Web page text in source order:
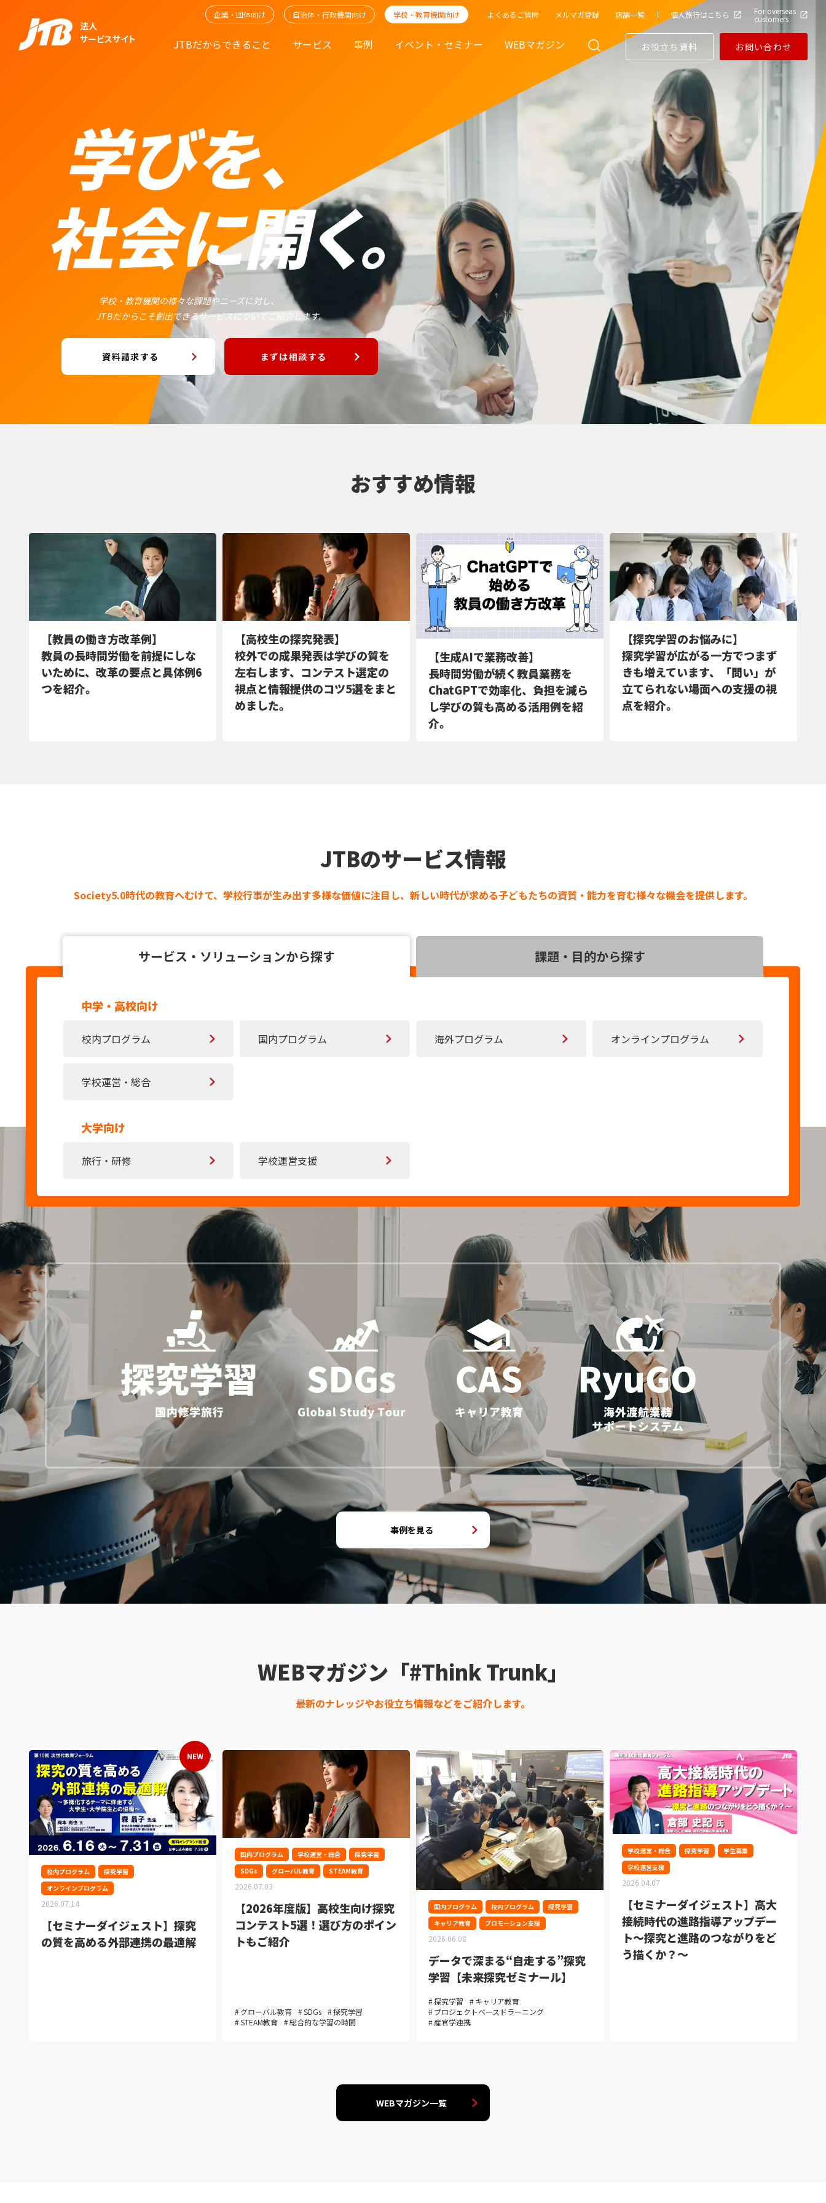
法人
サービスサイト
企業・団体向け 自治体・行政機関向け 学校・教育機関向け よくあるご質問 メルマガ登録 店舗一覧 個人旅行はこちら For overseas
customers
JTBだからできること サービス 事例 イベント・セミナー WEBマガジン お役立ち資料 お問い合わせ
学びを、
社会に開く。
学校・教育機関の様々な課題やニーズに対し、
JTBだからこそ創出できるサービスについてご紹介します。
資料請求する まずは相談する
おすすめ情報
【教員の働き方改革例】
教員の長時間労働を前提にしな
いために、改革の要点と具体例6
つを紹介。
【高校生の探究発表】
校外での成果発表は学びの質を
左右します、コンテスト選定の
視点と情報提供のコツ5選をまと
めました。
【生成AIで業務改善】
長時間労働が続く教員業務を
ChatGPTで効率化、負担を減ら
し学びの質も高める活用例を紹
介。
【探究学習のお悩みに】
探究学習が広がる一方でつまず
きも増えています、「問い」が
立てられない場面への支援の視
点を紹介。
JTBのサービス情報
Society5.0時代の教育へむけて、 学校行事が生み出す多様な価値に注目し、 新しい時代が求める子どもたちの資質・能力を育む様々な機会を提供します。
サービス・ ソリューションから探す 課題・目的から探す
中学・高校向け
校内プログラム 国内プログラム 海外プログラム オンラインプログラム
学校運営・総合
大学向け
旅行・研修 学校運営支援
事例を見る
WEBマガジン「#Think Trunk」
最新のナレッジやお役立ち情報などをご紹介します。
校内プログラム
探究学習
オンラインプログラム
2026.07.14
【セミナーダイジェスト】探究
の質を高める外部連携の最適解
国内プログラム 学校運営・総合
探究学習
SDGs
グローバル教育 STEAM教育
2026.07.03
【2026年度版】高校生向け探究
コンテスト5選！選び方のポイン
トもご紹介
グローバル教育 SDGs
探究学習
STEAM教育
総合的な学習の時間
国内プログラム 校内プログラム
探究学習
キャリア教育
プロモーション支援
2026.06.08
データで深まる“自走する”探究
学習【未来探究ゼミナール】
探究学習
キャリア教育
プロジェクトベースドラーニング
産官学連携
学校運営・総合 探究学習
学生募集
学校運営支援
2026.04.07
【セミナーダイジェスト】高大
接続時代の進路指導アップデー
ト～探究と進路のつながりをど
う描くか？～
WEBマガジン一覧